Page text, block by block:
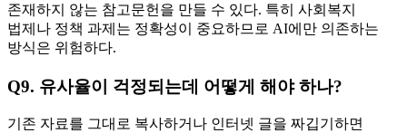
존재하지 않는 참고문헌을 만들 수 있다. 특히 사회복지
법제나 정책 과제는 정확성이 중요하므로 AI에만 의존하는
방식은 위험하다.
Q9. 유사율이 걱정되는데 어떻게 해야 하나?
기존 자료를 그대로 복사하거나 인터넷 글을 짜깁기하면